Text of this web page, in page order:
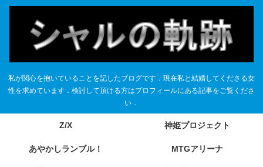
私が関心を抱いていることを記したブログです．現在私と結婚してくださる女
性を求めています．検討して頂ける方はプロフィールにある記事をご覧くださ
い．
Z/X 神姫プロジェクト
あやかしランブル！ MTGアリーナ